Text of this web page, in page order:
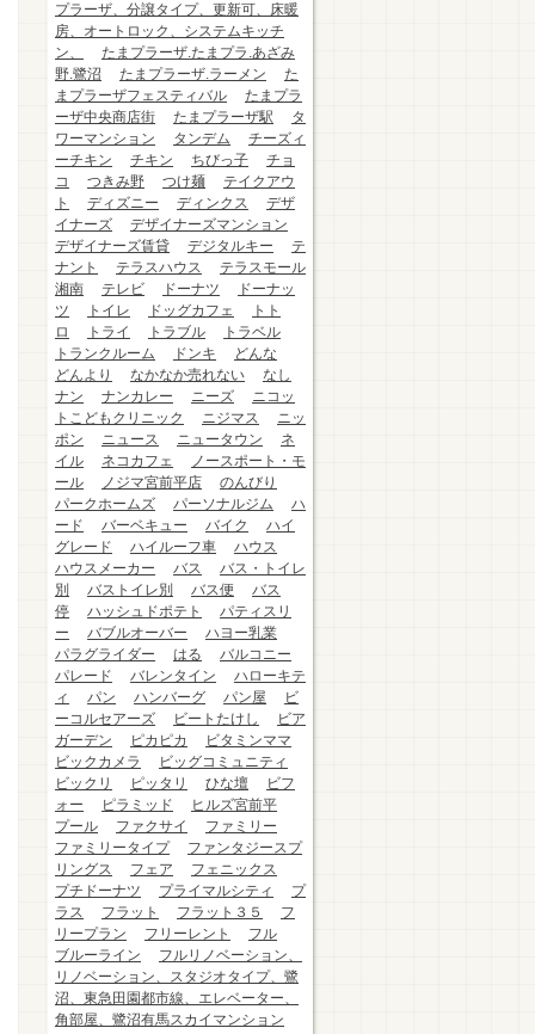
プラーザ、分譲タイプ、更新可、床暖
房、オートロック、システムキッチ
ン、
たまプラーザ.たまプラ.あざみ
野.鷺沼
たまプラーザ.ラーメン
た
まプラーザフェスティバル
たまプラ
ーザ中央商店街
たまプラーザ駅
タ
ワーマンション
タンデム
チーズィ
ーチキン
チキン ちびっ子
チョ
コ
つきみ野 つけ麺
テイクアウ
ト
ディズニー ディンクス
デザ
イナーズ
デザイナーズマンション
デザイナーズ賃貸
デジタルキー
テ
ナント
テラスハウス
テラスモール
湘南
テレビ ドーナツ
ドーナッ
ツ
トイレ ドッグカフェ
トト
ロ
トライ トラブル
トラベル
トランクルーム
ドンキ
どんな
どんより
なかなか売れない
なし
ナン
ナンカレー ニーズ
ニコッ
トこどもクリニック
ニジマス
ニッ
ポン
ニュース ニュータウン
ネ
イル
ネコカフェ
ノースポート・モ
ール
ノジマ宮前平店
のんびり
パークホームズ
パーソナルジム
ハ
ード
バーベキュー バイク
ハイ
グレード
ハイルーフ車
ハウス
ハウスメーカー
バス
バス・トイレ
別
バストイレ別 バス便
バス
停
ハッシュドポテト
パティスリ
ー
バブルオーバー
ハヨー乳業
パラグライダー
はる
バルコニー
パレード
バレンタイン
ハローキテ
ィ
パン ハンバーグ パン屋
ビ
ーコルセアーズ
ビートたけし
ビア
ガーデン
ピカピカ
ビタミンママ
ビックカメラ
ビッグコミュニティ
ビックリ
ピッタリ ひな壇
ビフ
ォー
ピラミッド
ヒルズ宮前平
プール
ファクサイ
ファミリー
ファミリータイプ
ファンタジースプ
リングス
フェア
フェニックス
プチドーナツ
プライマルシティ
プ
ラス
フラット フラット３５
フ
リープラン
フリーレント
フル
ブルーライン
フルリノベーション、
リノベーション、スタジオタイプ、鷺
沼、東急田園都市線、エレベーター、
角部屋、鷺沼有馬スカイマンション